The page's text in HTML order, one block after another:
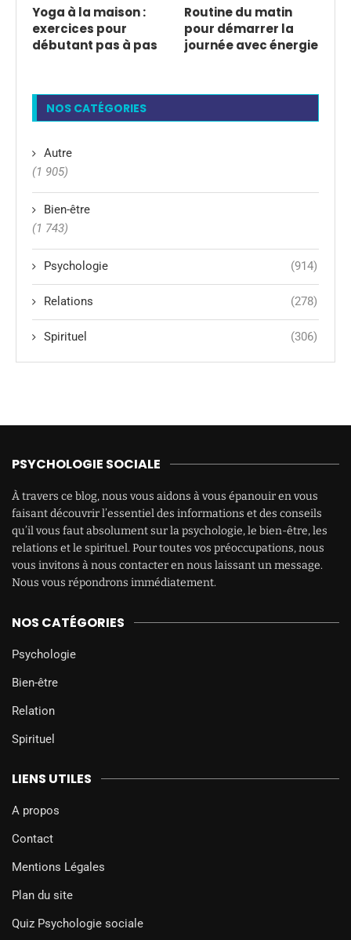
Yoga à la maison :
exercices pour
débutant pas à pas
Routine du matin
pour démarrer la
journée avec énergie
NOS CATÉGORIES
Autre
(1 905)
Bien-être
(1 743)
Psychologie (914)
Relations (278)
Spirituel (306)
PSYCHOLOGIE SOCIALE
À travers ce blog, nous vous aidons à vous épanouir en vous
faisant découvrir l’essentiel des informations et des conseils
qu’il vous faut absolument sur la psychologie, le bien-être, les
relations et le spirituel. Pour toutes vos préoccupations, nous
vous invitons à nous contacter en nous laissant un message.
Nous vous répondrons immédiatement.
NOS CATÉGORIES
Psychologie
Bien-être
Relation
Spirituel
LIENS UTILES
A propos
Contact
Mentions Légales
Plan du site
Quiz Psychologie sociale